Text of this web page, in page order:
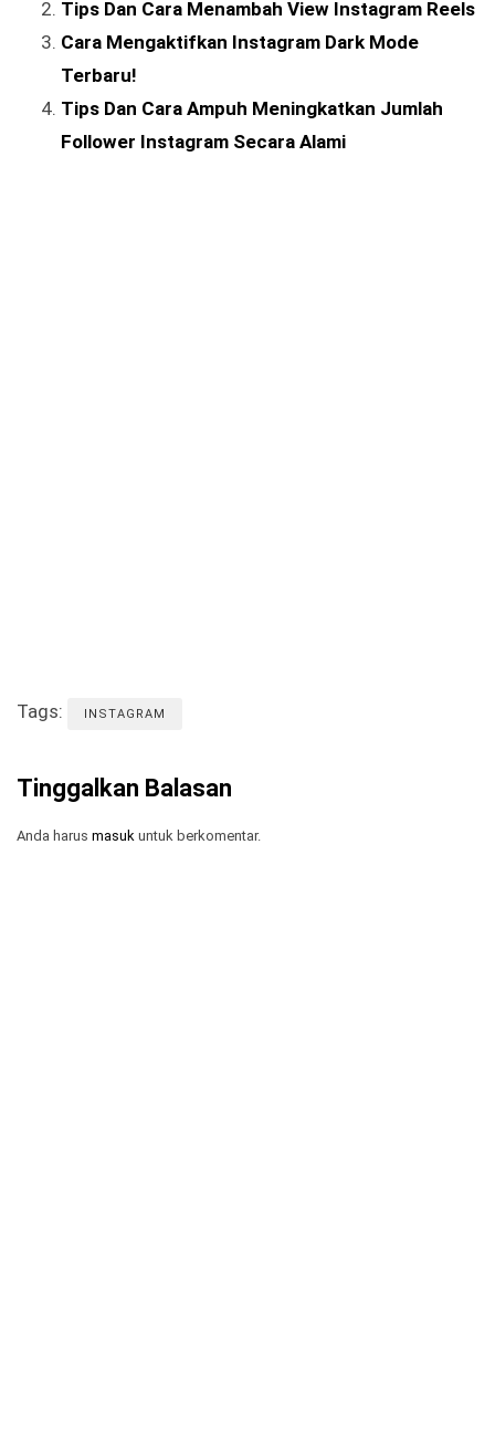
Tips Dan Cara Menambah View Instagram Reels
Cara Mengaktifkan Instagram Dark Mode
Terbaru!
Tips Dan Cara Ampuh Meningkatkan Jumlah
Follower Instagram Secara Alami
Tags: INSTAGRAM
Tinggalkan Balasan
Anda harus masuk untuk berkomentar.